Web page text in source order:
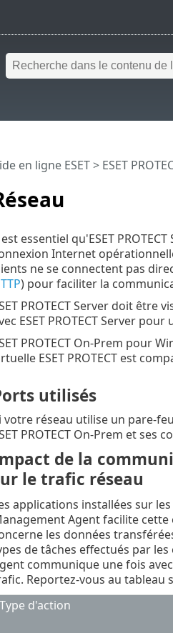
en ligne ESET> ESET
essentiel qu'ESET
Internet
ne se connectent pas
) pour faciliter la
PROTECT Server doit
ESET PROTECT Server
PROTECT On-Prem pour
ESET PROTECT est
utilisés
votre réseau utilise un pare-
PROTECT On-Prem et
de la
le trafic réseau
applications installées sur
Agent facilite
les données
de tâches effectués par
communique une fois
Reportez-vous au tableau
Type d'action